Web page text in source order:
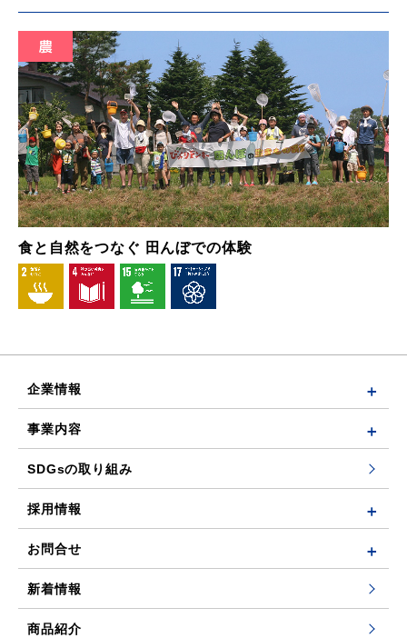
農
食と自然をつなぐ 田んぼでの体験
企業情報
事業内容
SDGsの取り組み
採用情報
お問合せ
新着情報
商品紹介